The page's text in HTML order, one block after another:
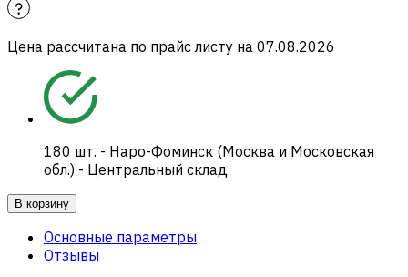
Цена рассчитана по прайс листу на 07.08.2026
180 шт. - Наро-Фоминск (Москва и Московская
обл.) - Центральный склад
В корзину
Основные параметры
Отзывы